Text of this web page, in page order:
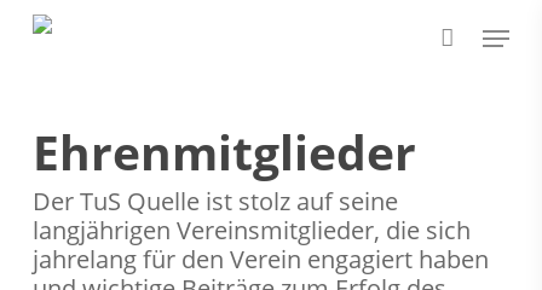
Skip
Menu
Ehrenmitglieder
Der TuS Quelle ist stolz auf seine
langjährigen Vereinsmitglieder, die sich
jahrelang für den Verein engagiert haben